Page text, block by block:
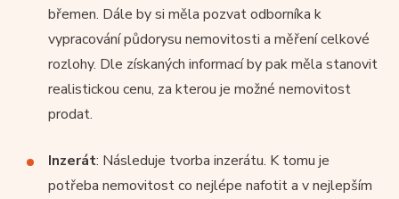
břemen. Dále by si měla pozvat odborníka k
vypracování půdorysu nemovitosti a měření celkové
rozlohy. Dle získaných informací by pak měla stanovit
realistickou cenu, za kterou je možné nemovitost
prodat.
Inzerát: Následuje tvorba inzerátu. K tomu je
potřeba nemovitost co nejlépe nafotit a v nejlepším